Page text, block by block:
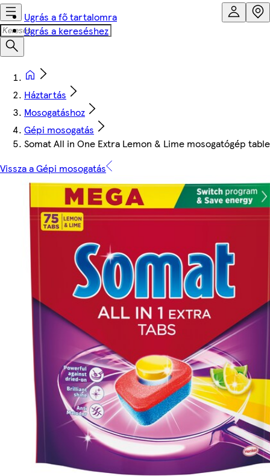
Ugrás a fő tartalomra
Ugrás a kereséshez
Háztartás
Mosogatáshoz
Gépi mosogatás
Somat All in One Extra Lemon & Lime mosogatógép
Vissza a Gépi mosogatás